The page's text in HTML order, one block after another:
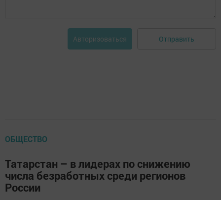
Авторизоваться Отправить
ОБЩЕСТВО
Татарстан – в лидерах по снижению
числа безработных среди регионов
России